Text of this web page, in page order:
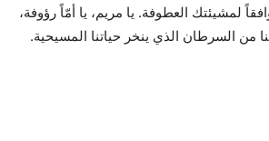
لمشيئتك العطوفة. يا مريم، يا أمّاً رؤوفة،
من السرطان الذي ينخر حياتنا المسيحية.